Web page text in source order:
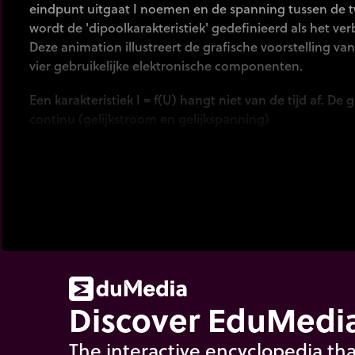
eindpunt uitgaat I noemen en de spanning tussen de
wordt de 'dipoolkarakteristiek' gedefinieerd als het
Deze animation illustreert de grafische voorstelling
vier gebruikelijke elektronische componenten.
Een karakteristiek I = f(U) hangt niet van de tijd af. De
continu (gelijkstroom en gelijkspanning)
Discover